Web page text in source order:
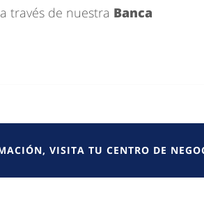
través de nuestra Banca
VISITA TU CENTRO DE